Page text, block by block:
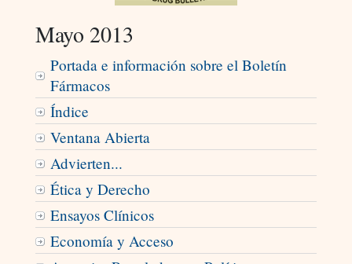
Mayo 2013
Portada e información sobre el Boletín
Fármacos
Índice
Ventana Abierta
Advierten...
Ética y Derecho
Ensayos Clínicos
Economía y Acceso